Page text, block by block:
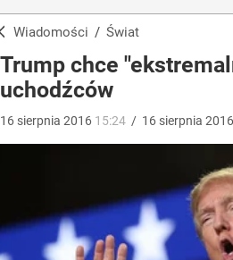
Wiadomości / Świat
Trump chce
uchodźców
16 sierpnia 2016 15:24 / 16 sierpnia 2016